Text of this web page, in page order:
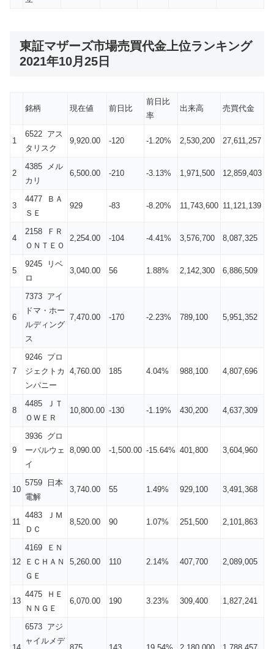
東証マザーズ市場売買代金上位ランキング
2021年10月25日
銘柄 現在値 前日比
前日比
率
出来高 売買代金
1
6522 アス
タリスク
9,920.00 -120 -1.20% 2,530,200 27,611,257
2
4385 メル
カリ
6,500.00 -210 -3.13% 1,971,500 12,859,403
3
4477 ＢＡ
ＳＥ
929 -83 -8.20% 11,743,600 11,121,139
4
2158 ＦＲ
ＯＮＴＥＯ
2,254.00 -104 -4.41% 3,576,700 8,087,325
5
9245 リベ
ロ
3,040.00 56 1.88% 2,142,300 6,886,509
6
7373 アイ
ドマ・ホー
ルディング
ス
7,470.00 -170 -2.23% 789,100 5,951,352
7
9246 プロ
ジェクトカ
ンパニー
4,760.00 185 4.04% 988,100 4,807,696
8
4485 ＪＴ
ＯＷＥＲ
10,800.00 -130 -1.19% 430,200 4,637,309
9
3936 グロ
ーバルウェ
イ
8,090.00 -1,500.00 -15.64% 401,800 3,604,960
10
5759 日本
電解
3,740.00 55 1.49% 929,100 3,491,368
11
4483 ＪＭ
ＤＣ
8,520.00 90 1.07% 251,500 2,101,863
12
4169 ＥＮ
ＥＣＨＡＮ
ＧＥ
5,260.00 110 2.14% 407,700 2,089,005
13
4475 ＨＥ
ＮＮＧＥ
6,070.00 190 3.23% 309,400 1,827,241
6573 アジ
ャイルメデ